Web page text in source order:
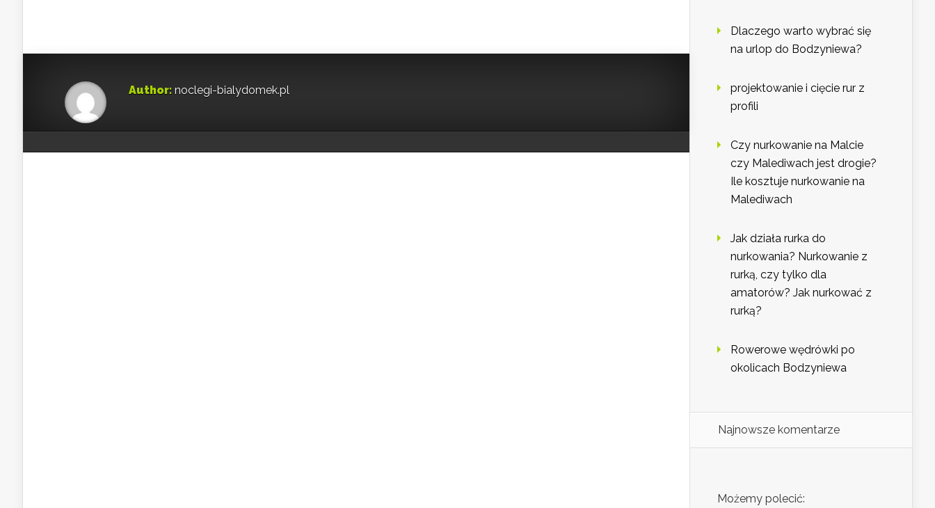
Author: noclegi-bialydomek.pl
Dlaczego warto wybrać się
na urlop do Bodzyniewa?
projektowanie i cięcie rur z
profili
Czy nurkowanie na Malcie
czy Malediwach jest drogie?
Ile kosztuje nurkowanie na
Malediwach
Jak działa rurka do
nurkowania? Nurkowanie z
rurką, czy tylko dla
amatorów? Jak nurkować z
rurką?
Rowerowe wędrówki po
okolicach Bodzyniewa
Najnowsze komentarze
Możemy polecić: